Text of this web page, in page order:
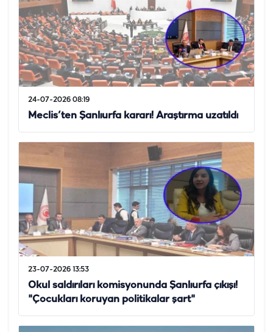
24-07-2026 08:19
Meclis’ten Şanlıurfa kararı! Araştırma uzatıldı
23-07-2026 13:53
Okul saldırıları komisyonunda Şanlıurfa çıkışı!
"Çocukları koruyan politikalar şart"